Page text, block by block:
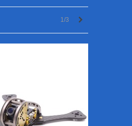
1/3